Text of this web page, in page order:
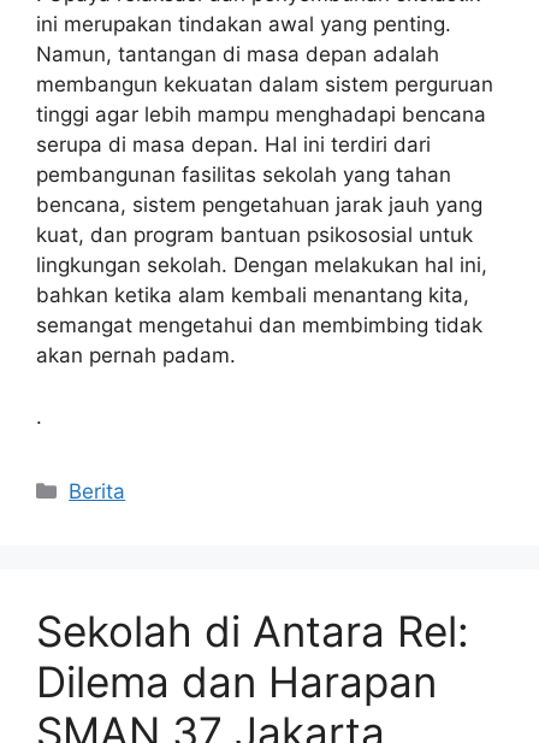
ini merupakan tindakan awal yang penting.
Namun, tantangan di masa depan adalah
membangun kekuatan dalam sistem perguruan
tinggi agar lebih mampu menghadapi bencana
serupa di masa depan. Hal ini terdiri dari
pembangunan fasilitas sekolah yang tahan
bencana, sistem pengetahuan jarak jauh yang
kuat, dan program bantuan psikososial untuk
lingkungan sekolah. Dengan melakukan hal ini,
bahkan ketika alam kembali menantang kita,
semangat mengetahui dan membimbing tidak
akan pernah padam.
.
Kategori
Berita
Sekolah di Antara Rel:
Dilema dan Harapan
SMAN 37 Jakarta